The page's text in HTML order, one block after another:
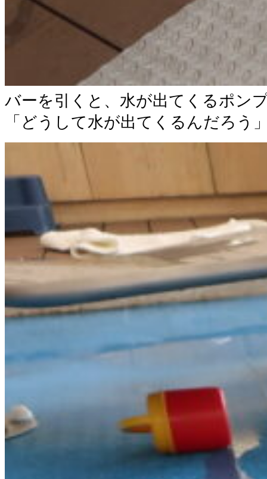
バーを引くと、水が出てくるポン
「どうして水が出てくるんだろう